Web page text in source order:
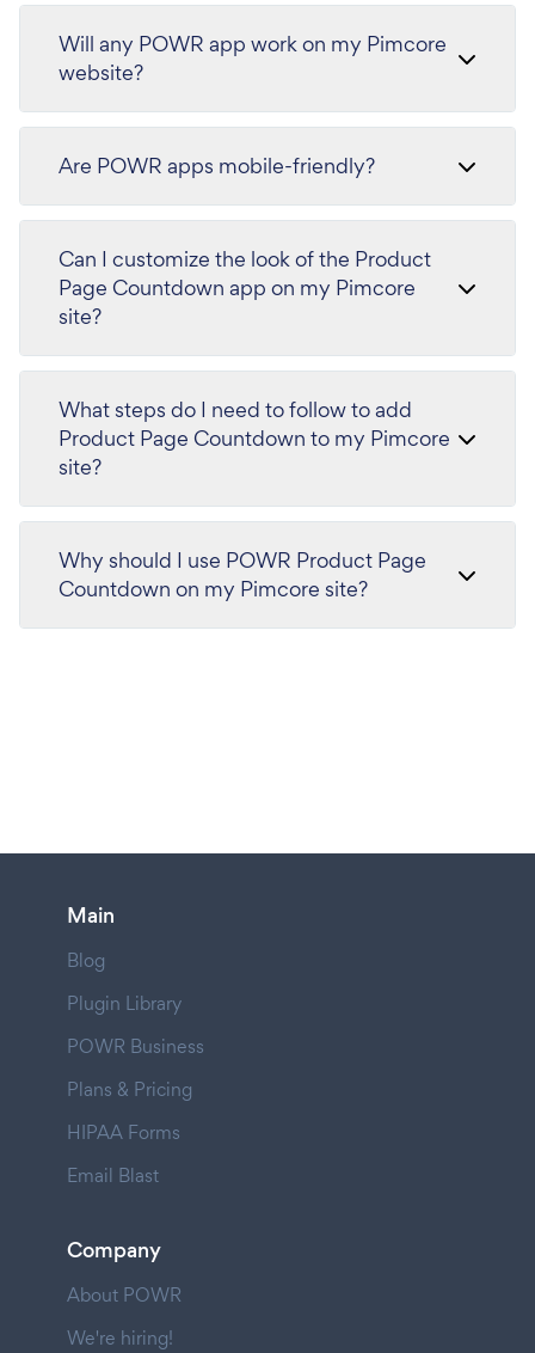
Will any POWR app work on my Pimcore
website?
Are POWR apps mobile-friendly?
Can I customize the look of the Product
Page Countdown app on my Pimcore
site?
What steps do I need to follow to add
Product Page Countdown to my Pimcore
site?
Why should I use POWR Product Page
Countdown on my Pimcore site?
Main
Blog
Plugin Library
POWR Business
Plans & Pricing
HIPAA Forms
Email Blast
Company
About POWR
We're hiring!